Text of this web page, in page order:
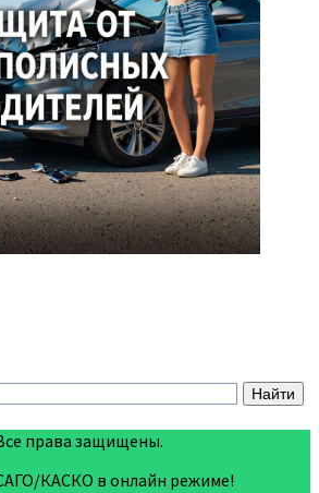
права защищены.
КАСКО в онлайн режиме!